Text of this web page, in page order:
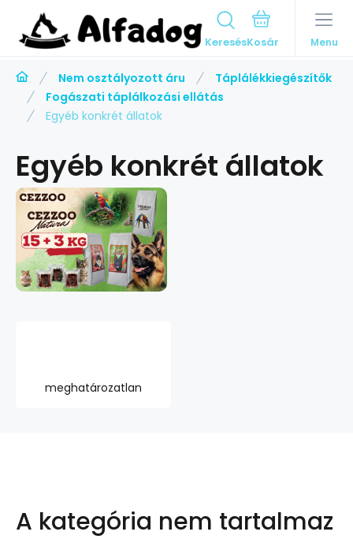
Keresés Menu
Nem osztályozott áru
Táplálékkiegészítők
Fogászati táplálkozási ellátás
Egyéb konkrét állatok
Egyéb konkrét állatok
meghatározatlan
A kategória nem tartalmaz